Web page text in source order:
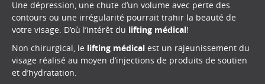
Une dépression, une chute d’un volume avec perte des
contours ou une irrégularité pourrait trahir la beauté de
votre visage. D’où l’intérêt du lifting médical!
Non chirurgical, le lifting médical est un rajeunissement du
visage réalisé au moyen d’injections de produits de soutien
et d’hydratation.